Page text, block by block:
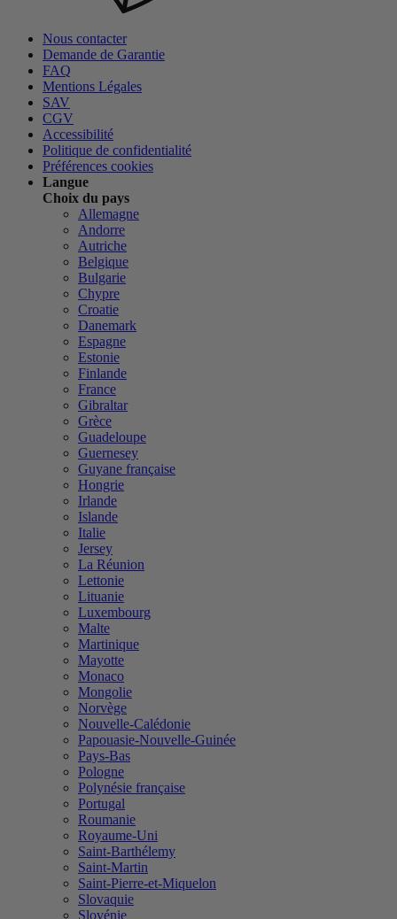
Nous contacter
Demande de Garantie
FAQ
Mentions Légales
SAV
CGV
Accessibilité
Politique de confidentialité
Préférences cookies
Langue
Choix du pays
Allemagne
Andorre
Autriche
Belgique
Bulgarie
Chypre
Croatie
Danemark
Espagne
Estonie
Finlande
France
Gibraltar
Grèce
Guadeloupe
Guernesey
Guyane française
Hongrie
Irlande
Islande
Italie
Jersey
La Réunion
Lettonie
Lituanie
Luxembourg
Malte
Martinique
Mayotte
Monaco
Mongolie
Norvège
Nouvelle-Calédonie
Papouasie-Nouvelle-Guinée
Pays-Bas
Pologne
Polynésie française
Portugal
Roumanie
Royaume-Uni
Saint-Barthélemy
Saint-Martin
Saint-Pierre-et-Miquelon
Slovaquie
Slovénie